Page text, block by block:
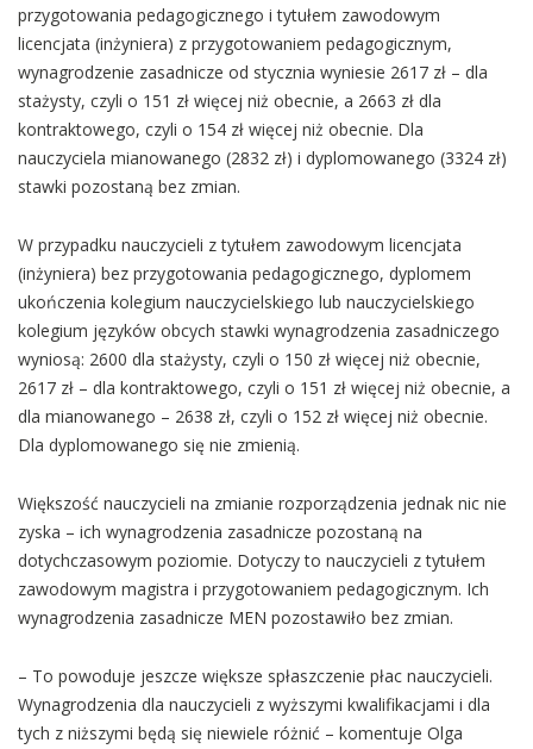
przygotowania pedagogicznego i tytułem zawodowym
licencjata (inżyniera) z przygotowaniem pedagogicznym,
wynagrodzenie zasadnicze od stycznia wyniesie 2617 zł – dla
stażysty, czyli o 151 zł więcej niż obecnie, a 2663 zł dla
kontraktowego, czyli o 154 zł więcej niż obecnie. Dla
nauczyciela mianowanego (2832 zł) i dyplomowanego (3324 zł)
stawki pozostaną bez zmian.
W przypadku nauczycieli z tytułem zawodowym licencjata
(inżyniera) bez przygotowania pedagogicznego, dyplomem
ukończenia kolegium nauczycielskiego lub nauczycielskiego
kolegium języków obcych stawki wynagrodzenia zasadniczego
wyniosą: 2600 dla stażysty, czyli o 150 zł więcej niż obecnie,
2617 zł – dla kontraktowego, czyli o 151 zł więcej niż obecnie, a
dla mianowanego – 2638 zł, czyli o 152 zł więcej niż obecnie.
Dla dyplomowanego się nie zmienią.
Większość nauczycieli na zmianie rozporządzenia jednak nic nie
zyska – ich wynagrodzenia zasadnicze pozostaną na
dotychczasowym poziomie. Dotyczy to nauczycieli z tytułem
zawodowym magistra i przygotowaniem pedagogicznym. Ich
wynagrodzenia zasadnicze MEN pozostawiło bez zmian.
– To powoduje jeszcze większe spłaszczenie płac nauczycieli.
Wynagrodzenia dla nauczycieli z wyższymi kwalifikacjami i dla
tych z niższymi będą się niewiele różnić – komentuje Olga